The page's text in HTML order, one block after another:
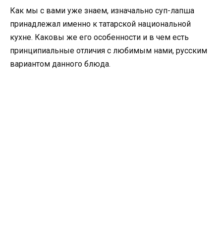
Как мы с вами уже знаем, изначально суп-лапша
принадлежал именно к татарской национальной
кухне. Каковы же его особенности и в чем есть
принципиальные отличия с любимым нами, русским
вариантом данного блюда.